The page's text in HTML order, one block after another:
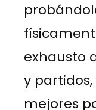
exhausto
y
mejores